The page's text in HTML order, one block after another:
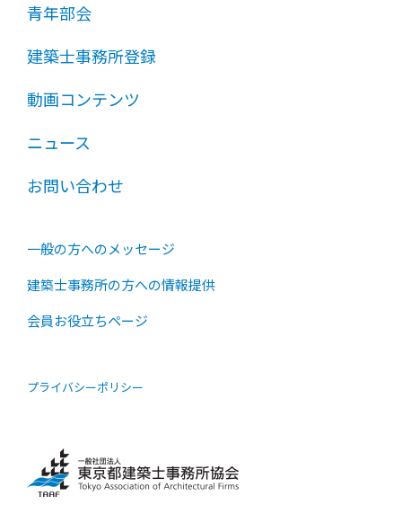
青年部会
建築士事務所登録
動画コンテンツ
ニュース
お問い合わせ
一般の方へのメッセージ
建築士事務所の方への情報提供
会員お役立ちページ
プライバシーポリシー